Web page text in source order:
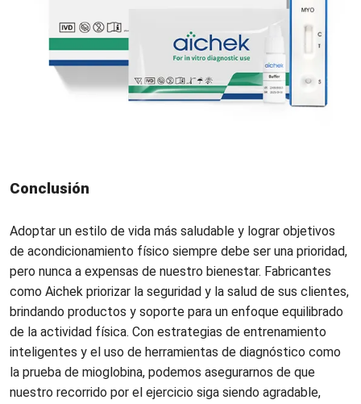
Conclusión
Adoptar un estilo de vida más saludable y lograr objetivos
de acondicionamiento físico siempre debe ser una prioridad,
pero nunca a expensas de nuestro bienestar. Fabricantes
como Aichek priorizar la seguridad y la salud de sus clientes,
brindando productos y soporte para un enfoque equilibrado
de la actividad física. Con estrategias de entrenamiento
inteligentes y el uso de herramientas de diagnóstico como
la prueba de mioglobina, podemos asegurarnos de que
nuestro recorrido por el ejercicio siga siendo agradable,